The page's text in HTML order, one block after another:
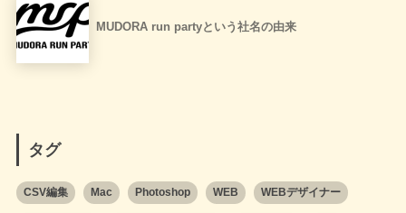
MUDORA run partyという社名の由来
タグ
CSV編集 Mac Photoshop WEB WEBデザイナー